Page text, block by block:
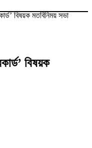
বিষয়ক মতবিনিময় সভা
বিষয়ক